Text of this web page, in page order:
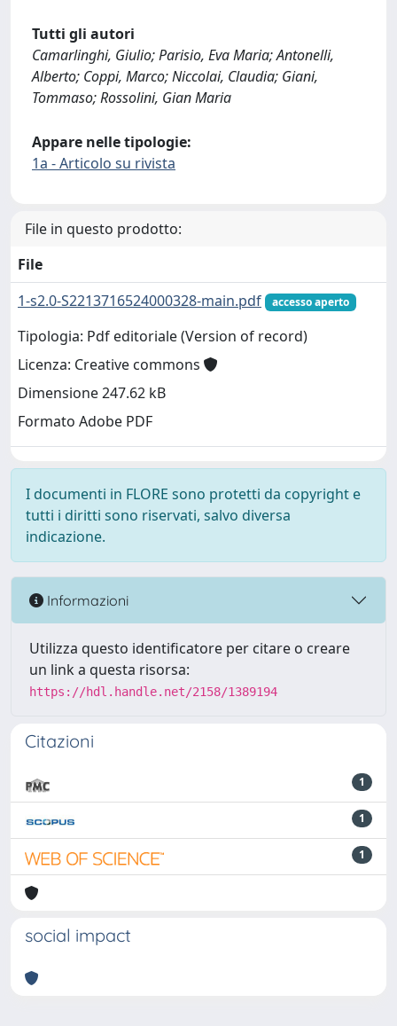
Tutti gli autori
Camarlinghi, Giulio; Parisio, Eva Maria; Antonelli,
Alberto; Coppi, Marco; Niccolai, Claudia; Giani,
Tommaso; Rossolini, Gian Maria
Appare nelle tipologie:
1a - Articolo su rivista
File in questo prodotto:
File
1-s2.0-S2213716524000328-main.pdf
accesso aperto
Tipologia: Pdf editoriale (Version of record)
Licenza: Creative commons
Dimensione 247.62 kB
Formato Adobe PDF
I documenti in FLORE sono protetti da copyright e
tutti i diritti sono riservati, salvo diversa
indicazione.
Informazioni
Utilizza questo identificatore per citare o creare
un link a questa risorsa:
https://hdl.handle.net/2158/1389194
Citazioni
1
1
1
social impact